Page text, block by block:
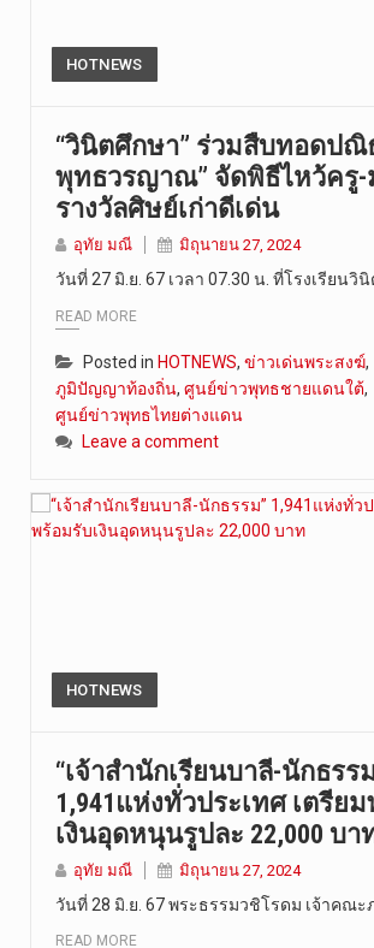
HOTNEWS
“วินิตศึกษา” ร่วมสืบทอดปณิ
พุทธวรญาณ” จัดพิธีไหว้ครู
รางวัลศิษย์เก่าดีเด่น
อุทัย มณี มิถุนายน 27, 2024
วันที่ 27 มิ.ย. 67 เวลา 07.30 น. ที่โรงเรียนวินิ
READ MORE
Posted in HOTNEWS, ข่าวเด่นพระสงฆ์,
ภูมิปัญญาท้องถิ่น, ศูนย์ข่าวพุทธชายแดนใต้,
ศูนย์ข่าวพุทธไทยต่างแดน
Leave a comment
HOTNEWS
“เจ้าสำนักเรียนบาลี-นักธรร
1,941แห่งทั่วประเทศ เตรีย
เงินอุดหนุนรูปละ 22,000 บา
อุทัย มณี มิถุนายน 27, 2024
วันที่ 28 มิ.ย. 67 พระธรรมวชิโรดม เจ้าคณะภ
READ MORE